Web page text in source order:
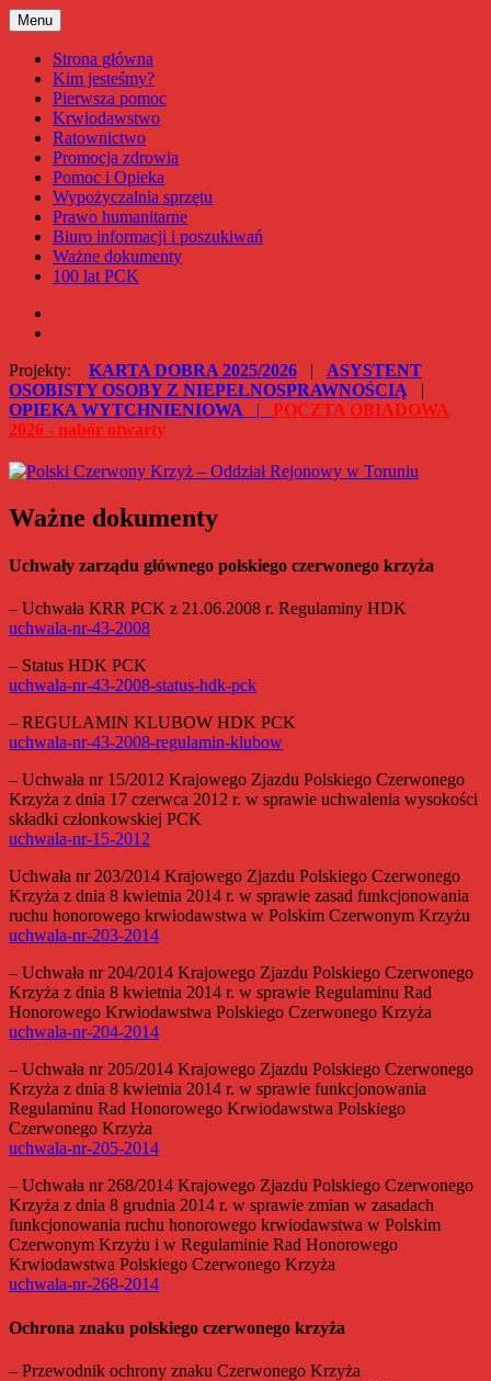
Przejdź
do
treści
Polski Czerwony Krzyż – Oddział Rejonowy w Toruniu
Menu
Strona główna
Kim jesteśmy?
Pierwsza pomoc
Krwiodawstwo
Ratownictwo
Promocja zdrowia
Pomoc i Opieka
Wypożyczalnia sprzętu
Prawo humanitarne
Biuro informacji i poszukiwań
Ważne dokumenty
100 lat PCK
Projekty: KARTA DOBRA 2025/2026 | ASYSTENT
OSOBISTY OSOBY Z NIEPEŁNOSPRAWNOŚCIĄ |
OPIEKA WYTCHNIENIOWA | POCZTA OBIADOWA
2026 - nabór otwarty
Ważne dokumenty
Uchwały zarządu głównego polskiego czerwonego krzyża
– Uchwała KRR PCK z 21.06.2008 r. Regulaminy HDK
uchwala-nr-43-2008
– Status HDK PCK
uchwala-nr-43-2008-status-hdk-pck
– REGULAMIN KLUBOW HDK PCK
uchwala-nr-43-2008-regulamin-klubow
– Uchwała nr 15/2012 Krajowego Zjazdu Polskiego Czerwonego
Krzyża z dnia 17 czerwca 2012 r. w sprawie uchwalenia wysokości
składki członkowskiej PCK
uchwala-nr-15-2012
Uchwała nr 203/2014 Krajowego Zjazdu Polskiego Czerwonego
Krzyża z dnia 8 kwietnia 2014 r. w sprawie zasad funkcjonowania
ruchu honorowego krwiodawstwa w Polskim Czerwonym Krzyżu
uchwala-nr-203-2014
– Uchwała nr 204/2014 Krajowego Zjazdu Polskiego Czerwonego
Krzyża z dnia 8 kwietnia 2014 r. w sprawie Regulaminu Rad
Honorowego Krwiodawstwa Polskiego Czerwonego Krzyża
uchwala-nr-204-2014
– Uchwała nr 205/2014 Krajowego Zjazdu Polskiego Czerwonego
Krzyża z dnia 8 kwietnia 2014 r. w sprawie funkcjonowania
Regulaminu Rad Honorowego Krwiodawstwa Polskiego
Czerwonego Krzyża
uchwala-nr-205-2014
– Uchwała nr 268/2014 Krajowego Zjazdu Polskiego Czerwonego
Krzyża z dnia 8 grudnia 2014 r. w sprawie zmian w zasadach
funkcjonowania ruchu honorowego krwiodawstwa w Polskim
Czerwonym Krzyżu i w Regulaminie Rad Honorowego
Krwiodawstwa Polskiego Czerwonego Krzyża
uchwala-nr-268-2014
Ochrona znaku polskiego czerwonego krzyża
– Przewodnik ochrony znaku Czerwonego Krzyża